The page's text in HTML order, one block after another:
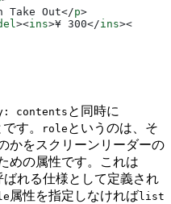
Take Out</p>
><ins>¥ 300</ins></
contents と同時に
す。 role というのは、そ
かをスクリーンリーダーの
めの属性です。これは
れる仕様として定義され
属性を指定しなければlist